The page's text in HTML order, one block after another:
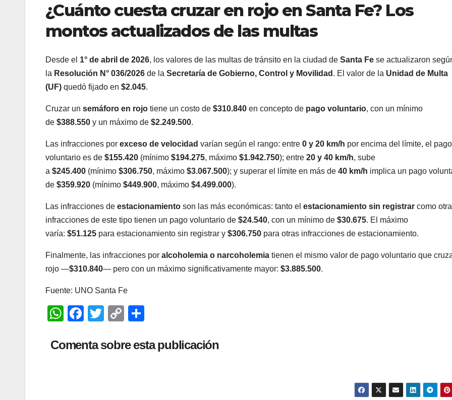
¿Cuánto cuesta cruzar en rojo en Santa Fe? Los
montos actualizados de las multas
Desde el 1° de abril de 2026, los valores de las multas de tránsito en la ciudad de Santa Fe se actualizaron
la Resolución N° 036/2026 de la Secretaría de Gobierno, Control y Movilidad . El valor de la Unidad de Multa
(UF) quedó fijado en $2.045.
Cruzar un semáforo en rojo tiene un costo de $310.840 en concepto de pago voluntario, con un mínimo
de $388.550 y un máximo de $2.249.500.
Las infracciones por exceso de velocidad varían según el rango: entre 0 y 20 km/h por encima del límite, el pago
voluntario es de $155.420 (mínimo $194.275, máximo $1.942.750); entre 20 y 40 km/h, sube
a $245.400 (mínimo $306.750, máximo $3.067.500); y superar el límite en más de 40 km/h implica un pago
de $359.920 (mínimo $449.900, máximo $4.499.000).
Las infracciones de estacionamiento son las más económicas: tanto el estacionamiento sin registrar como
infracciones de este tipo tienen un pago voluntario de $24.540, con un mínimo de $30.675. El máximo
varía: $51.125 para estacionamiento sin registrar y $306.750 para otras infracciones de estacionamiento.
Finalmente, las infracciones por alcoholemia o narcoholemia tienen el mismo valor de pago voluntario que
rojo —$310.840— pero con un máximo significativamente mayor: $3.885.500.
Fuente: UNO Santa Fe
W
at
F
c
T
tt
C
p
m
Comenta sobre esta publicación